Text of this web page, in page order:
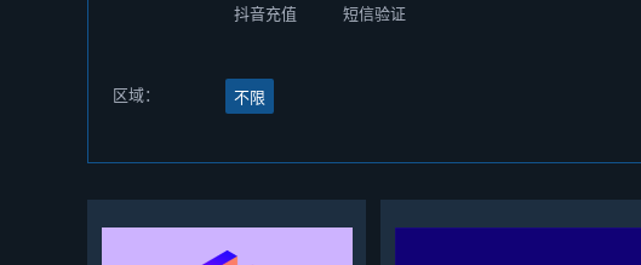
抖音充值 短信验证
区域： 不限